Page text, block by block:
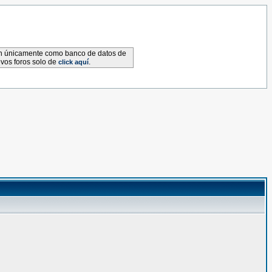
como banco de datos de
foros solo de click aquí.